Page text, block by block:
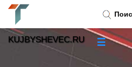
KUJBYSHEVEC.RU ☰
Новости»